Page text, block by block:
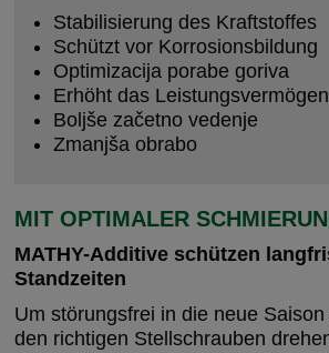
Stabilisierung des Kraftstoffes
Schützt vor Korrosionsbildung
Optimizacija porabe goriva
Erhöht das Leistungsvermögen
Boljše začetno vedenje
Zmanjša obrabo
MIT OPTIMALER
MATHY-Additive schützen
Standzeiten
Um störungsfrei in die neue
den richtigen Stellschrauben